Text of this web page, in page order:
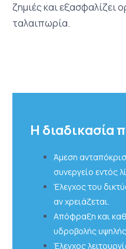
ζημιές και εξασφαλίζει
ταλαιπωρία.
Η διαδικασία
Άμεση
συνεργείο εντός
Έλεγχος του
αν χρειάζεται.
Απόφραξη και
υδροβολής
Έλεγχος